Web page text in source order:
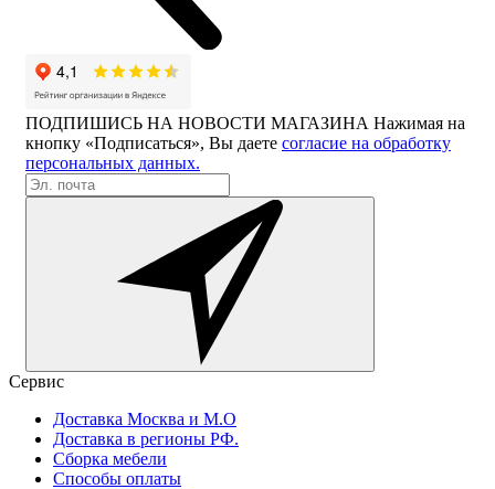
ПОДПИШИСЬ НА НОВОСТИ МАГАЗИНА Нажимая на
кнопку «Подписаться», Вы даете согласие на обработку
персональных данных.
Сервис
Доставка Москва и М.О
Доставка в регионы РФ.
Сборка мебели
Способы оплаты